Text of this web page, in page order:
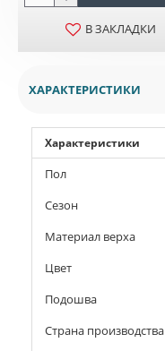
В ЗАКЛАДКИ
ХАРАКТЕРИСТИКИ
Характеристики
Пол
Сезон
Материал верха
Цвет
Подошва
Страна производства